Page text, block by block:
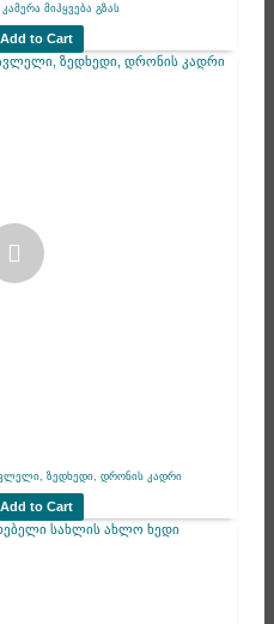
მიჰყვება გზას
Add to Cart
ზედხედი, დრონის კადრი
Add to Cart